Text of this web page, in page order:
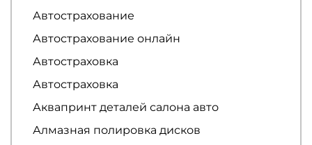
Автострахование
Автострахование онлайн
Автостраховка
Автостраховка
Аквапринт деталей салона авто
Алмазная полировка дисков